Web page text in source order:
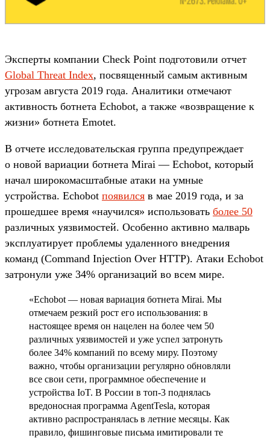
Эксперты компании Check Point подготовили отчет
Global Threat Index, посвященный самым активным
угрозам августа 2019 года. Аналитики отмечают
активность ботнета Echobot, а также «возвращение к
жизни» ботнета Emotet.
В отчете исследовательская группа предупреждает
о новой вариации ботнета Mirai — Echobot, который
начал широкомасштабные атаки на умные
устройства. Echobot появился в мае 2019 года, и за
прошедшее время «научился» использовать более 50
различных уязвимостей. Особенно активно малварь
эксплуатирует проблемы удаленного внедрения
команд (Command Injection Over HTTP). Атаки Echobot
затронули уже 34% организаций во всем мире.
«Echobot — новая вариация ботнета Mirai. Мы
отмечаем резкий рост его использования: в
настоящее время он нацелен на более чем 50
различных уязвимостей и уже успел затронуть
более 34% компаний по всему миру. Поэтому
важно, чтобы организации регулярно обновляли
все свои сети, программное обеспечение и
устройства IoT. В России в топ-3 поднялась
вредоносная программа AgentTesla, которая
активно распространялась в летние месяцы. Как
правило, фишинговые письма имитировали те